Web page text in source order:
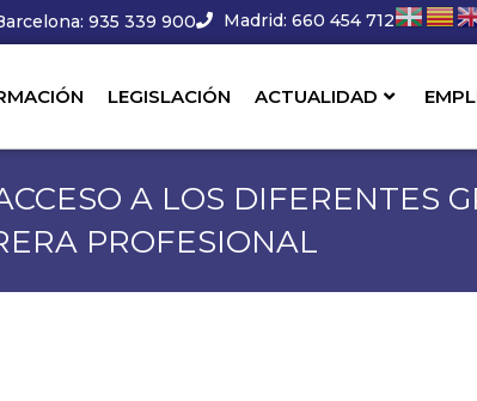
935 339 900 Madrid: 660 454 712
LEGISLACIÓN ACTUALIDAD
A LOS DIFERENTES
PROFESIONAL